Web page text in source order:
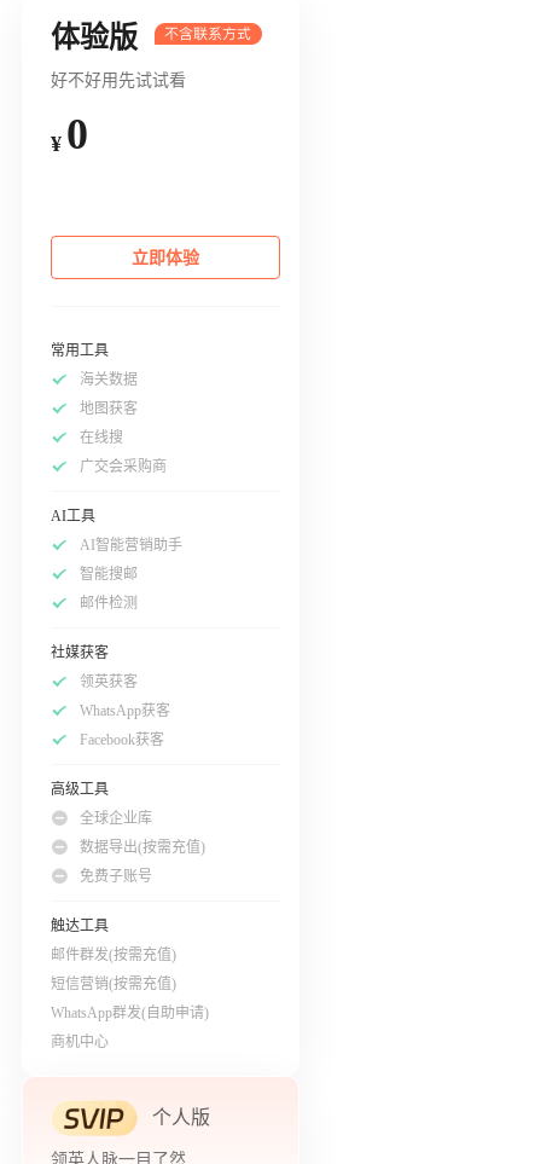
体验版
好不好用先试试看
¥ 0
立即体验
常用工具
海关数据
地图获客
在线搜
广交会采购商
AI工具
AI智能营销助手
智能搜邮
邮件检测
社媒获客
领英获客
WhatsApp获客
Facebook获客
高级工具
全球企业库
数据导出(按需充值)
免费子账号
触达工具
邮件群发(按需充值)
短信营销(按需充值)
WhatsApp群发(自助申请)
商机中心
个人版
领英人脉一目了然